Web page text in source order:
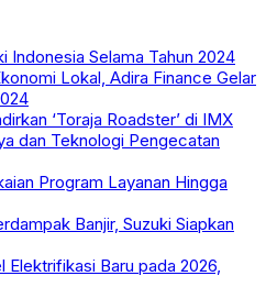
Indonesia Selama Tahun 2024
Lokal, Adira Finance Gelar
‘Toraja Roadster’ di IMX
dan Teknologi Pengecatan
Program Layanan Hingga
Banjir, Suzuki Siapkan
Elektrifikasi Baru pada 2026,